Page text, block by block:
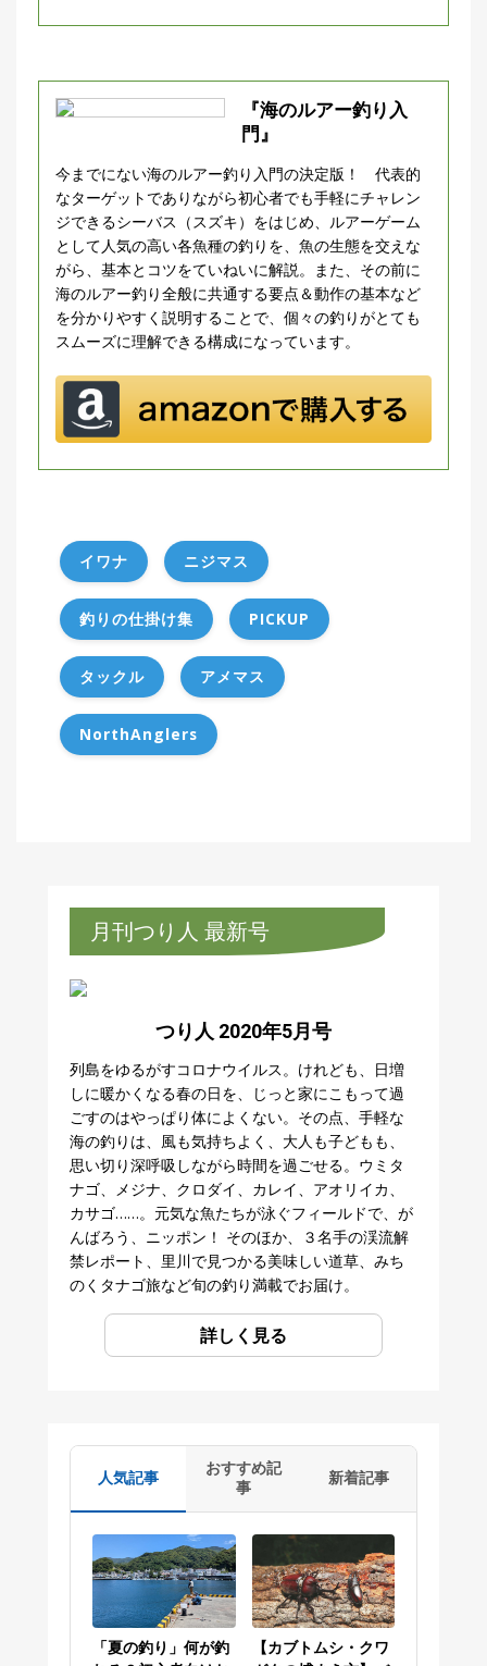
『海のルアー釣り入
門』
今までにない海のルアー釣り入門の決定版！ 代表的
なターゲットでありながら初心者でも手軽にチャレン
ジできるシーバス（スズキ）をはじめ、ルアーゲーム
として人気の高い各魚種の釣りを、魚の生態を交えな
がら、基本とコツをていねいに解説。また、その前に
海のルアー釣り全般に共通する要点＆動作の基本など
を分かりやすく説明することで、個々の釣りがとても
スムーズに理解できる構成になっています。
イワナ ニジマス
釣りの仕掛け集 PICKUP
タックル アメマス
NorthAnglers
月刊つり人 最新号
つり人 2020年5月号
列島をゆるがすコロナウイルス。けれども、日増
しに暖かくなる春の日を、じっと家にこもって過
ごすのはやっぱり体によくない。その点、手軽な
海の釣りは、風も気持ちよく、大人も子どもも、
思い切り深呼吸しながら時間を過ごせる。ウミタ
ナゴ、メジナ、クロダイ、カレイ、アオリイカ、
カサゴ……。元気な魚たちが泳ぐフィールドで、が
んばろう、ニッポン！ そのほか、３名手の渓流解
禁レポート、里川で見つかる美味しい道草、みち
のくタナゴ旅など旬の釣り満載でお届け。
詳しく見る
人気記事
おすすめ記
事
新着記事
「夏の釣り」何が釣
【カブトムシ・クワ